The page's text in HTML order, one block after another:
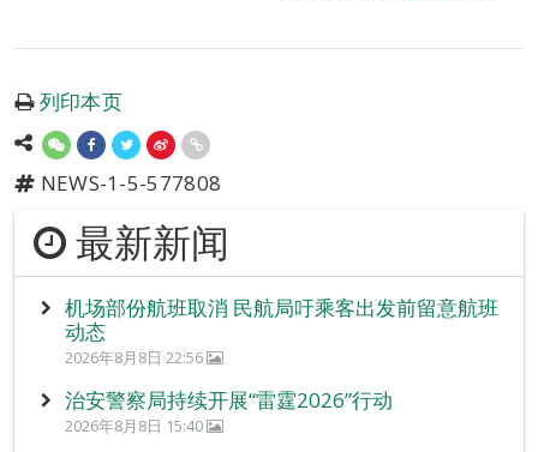
列印本页
NEWS-1-5-577808
最新新闻
机场部份航班取消 民航局吁乘客出发前留意航班
动态
2026年8月8日 22:56
治安警察局持续开展“雷霆2026”行动
2026年8月8日 15:40